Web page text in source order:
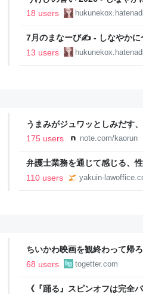
18 users
7月のまなーび✍️ - しなやか
13 users
うまみがジュワッとしみだす
175 users
note.com/kaorun
弁護士業務を通じて感じる、
110 users
yakuin-
ちいかわ映画を観終わって帰
おまけを譲ってもらえないか
68 users togetter.com
《『踊る』スピンオフは完全